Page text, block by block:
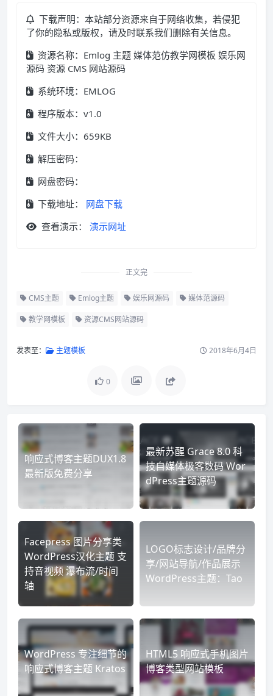
下载声明：本站部分资源来自于网络收集，若侵犯
了你的隐私或版权，请及时联系我们删除有关信息。
资源名称：Emlog 主题 媒体范仿教学网模板 娱乐网
源码 资源 CMS 网站源码
系统环境：EMLOG
程序版本：v1.0
文件大小：659KB
解压密码：
网盘密码：
下载地址：
网盘下载
查看演示：
演示网址
正文完
CMS主题 Emlog主题 娱乐网源码 媒体范源码
教学网模板 资源CMS网站源码
发表至： 主题模板 2018年6月4日
0
响应式博客主题DUX1.8
最新版免费分享
最新苏醒 Grace 8.0 科
技自媒体极客数码 Wor
dPress主题源码
Facepress 图片分享类
WordPress汉化主题 支
持音视频 瀑布流/时间
轴
LOGO标志设计/品牌分
享/网站导航/作品展示
WordPress主题：Tao
WordPress 专注细节的
响应式博客主题 Kratos
HTML5 响应式手机图片
博客类型网站模板